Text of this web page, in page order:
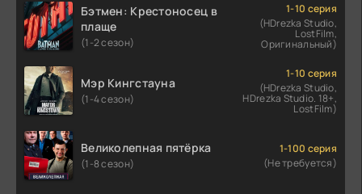
Бэтмен: Крестоносец в
плаще
(1-2 сезон)
1-10 серия
(HDrezka Studio,
LostFilm,
Оригинальный)
Мэр Кингстауна
(1-4 сезон)
1-10 серия
(HDrezka Studio,
HDrezka Studio. 18+,
LostFilm)
Великолепная пятёрка
(1-8 сезон)
1-100 серия
(Не требуется)